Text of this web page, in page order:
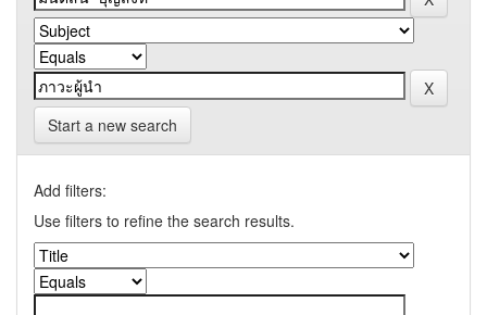
Start a new search
Add filters:
Use filters to refine the search results.